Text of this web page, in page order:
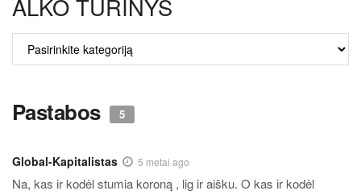
ALKO TURINYS
TURINYS
Pastabos 5
Global-Kapitalistas 5 metai ago
Na, kas ir kodėl stumia koroną , lig ir aišku. O kas ir kodėl